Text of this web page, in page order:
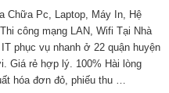
Chữa Pc, Laptop, Máy In, Hệ
công mạng LAN, Wifi Tại Nhà
phục vụ nhanh ở 22 quận huyện
Giá rẻ hợp lý. 100% Hài lòng
hóa đơn đỏ, phiếu thu …